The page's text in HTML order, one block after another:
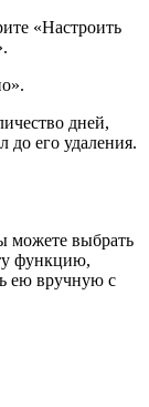
«Настроить
дней,
до его удаления.
можете выбрать
функцию,
ею вручную с